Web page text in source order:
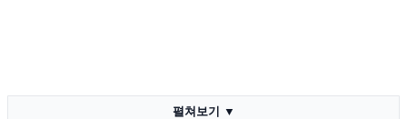
펼쳐보기 ▼